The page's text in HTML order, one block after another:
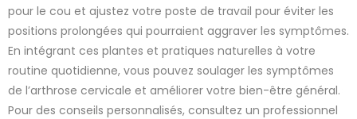
pour le cou et ajustez votre poste de travail pour éviter les
positions prolongées qui pourraient aggraver les symptômes.
En intégrant ces plantes et pratiques naturelles à votre
routine quotidienne, vous pouvez soulager les symptômes
de l’arthrose cervicale et améliorer votre bien-être général.
Pour des conseils personnalisés, consultez un professionnel